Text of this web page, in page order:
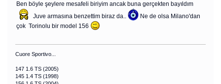
Ben böyle şeylere mesafeli biriyim ancak buna gerçekten bayıldım
Juve armasına benzettim biraz da..
Ne de olsa Milano'dan
çok Torinolu bir model 156
Cuore Sportivo...
147 1.6 TS (2005)
145 1.4 TS (1998)